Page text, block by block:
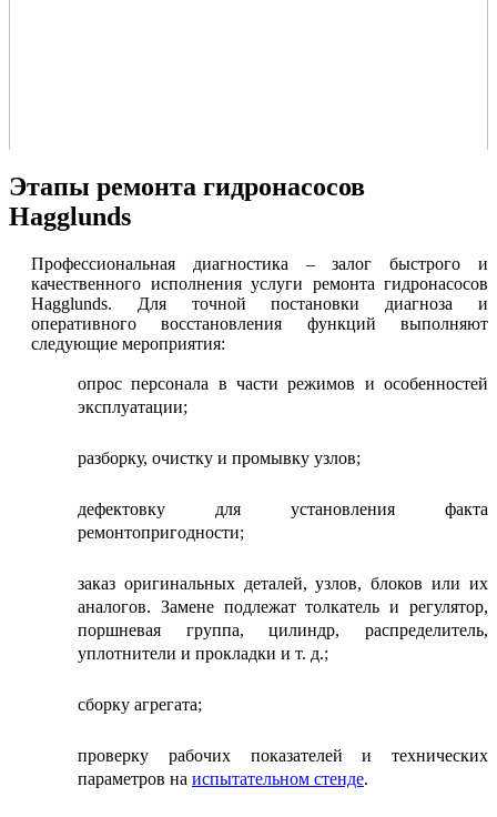
Этапы ремонта гидронасосов
Hagglunds
Профессиональная диагностика – залог быстрого и
качественного исполнения услуги ремонта гидронасосов
Hagglunds. Для точной постановки диагноза и
оперативного восстановления функций выполняют
следующие мероприятия:
опрос персонала в части режимов и особенностей
эксплуатации;
разборку, очистку и промывку узлов;
дефектовку для установления факта
ремонтопригодности;
заказ оригинальных деталей, узлов, блоков или их
аналогов. Замене подлежат толкатель и регулятор,
поршневая группа, цилиндр, распределитель,
уплотнители и прокладки и т. д.;
сборку агрегата;
проверку рабочих показателей и технических
параметров на испытательном стенде.